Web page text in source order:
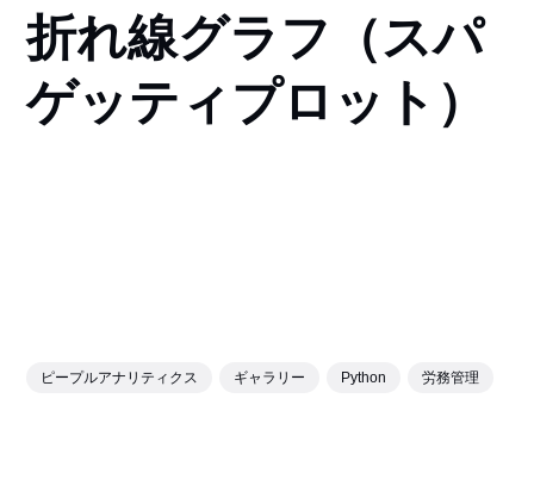
折れ線グラフ（スパ
ゲッティプロット）
ピープルアナリティクス ギャラリー Python 労務管理